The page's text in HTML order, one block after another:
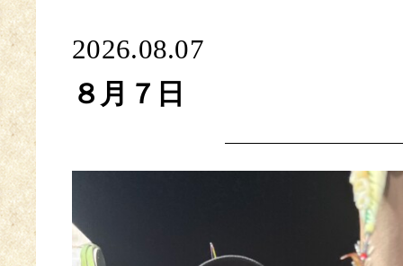
2026.08.07
８月７日